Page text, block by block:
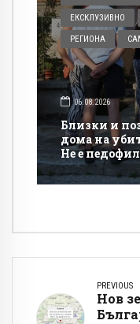
ЕКСКЛУЗИВНО
РЕГИОНА
06.08.2026
Близки и
дома на
Не е
PREVIOUS
Нов